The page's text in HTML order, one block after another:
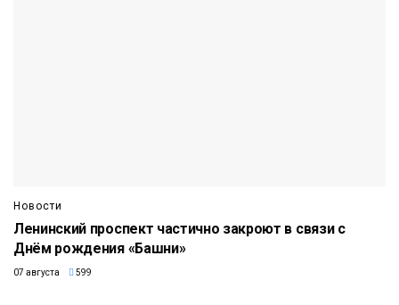
Новости
Ленинский проспект частично закроют в связи с
Днём рождения «Башни»
07 августа 599